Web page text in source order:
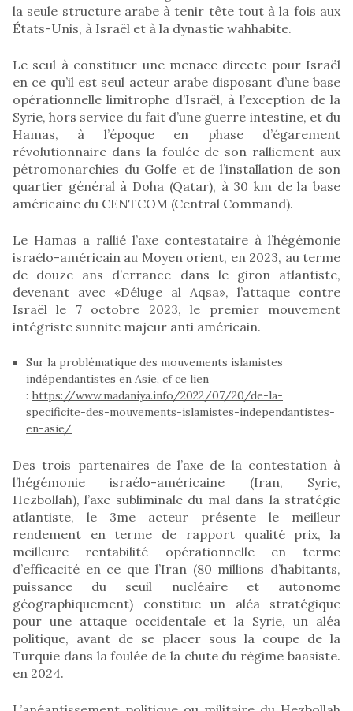
la seule structure arabe à tenir tête tout à la fois aux
États-Unis, à Israël et à la dynastie wahhabite.
Le seul à constituer une menace directe pour Israël
en ce qu’il est seul acteur arabe disposant d’une base
opérationnelle limitrophe d’Israël, à l’exception de la
Syrie, hors service du fait d’une guerre intestine, et du
Hamas, à l’époque en phase d’égarement
révolutionnaire dans la foulée de son ralliement aux
pétromonarchies du Golfe et de l’installation de son
quartier général à Doha (Qatar), à 30 km de la base
américaine du CENTCOM (Central Command).
Le Hamas a rallié l’axe contestataire à l’hégémonie
israélo-américain au Moyen orient, en 2023, au terme
de douze ans d’errance dans le giron atlantiste,
devenant avec «Déluge al Aqsa», l’attaque contre
Israël le 7 octobre 2023, le premier mouvement
intégriste sunnite majeur anti américain.
Sur la problématique des mouvements islamistes
indépendantistes en Asie, cf ce lien
: https://www.madaniya.info/2022/07/20/de-la-
specificite-des-mouvements-islamistes-independantistes-
en-asie/
Des trois partenaires de l’axe de la contestation à
l’hégémonie israélo-américaine (Iran, Syrie,
Hezbollah), l’axe subliminale du mal dans la stratégie
atlantiste, le 3me acteur présente le meilleur
rendement en terme de rapport qualité prix, la
meilleure rentabilité opérationnelle en terme
d’efficacité en ce que l’Iran (80 millions d’habitants,
puissance du seuil nucléaire et autonome
géographiquement) constitue un aléa stratégique
pour une attaque occidentale et la Syrie, un aléa
politique, avant de se placer sous la coupe de la
Turquie dans la foulée de la chute du régime baasiste.
en 2024.